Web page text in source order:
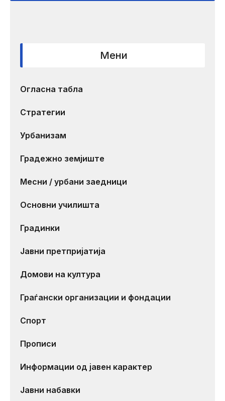
Мени
Огласна табла
Стратегии
Урбанизам
Градежно земјиште
Месни / урбани заедници
Основни училишта
Градинки
Јавни претпријатија
Домови на култура
Граѓански организации и фондации
Спорт
Прописи
Информации од јавен карактер
Јавни набавки